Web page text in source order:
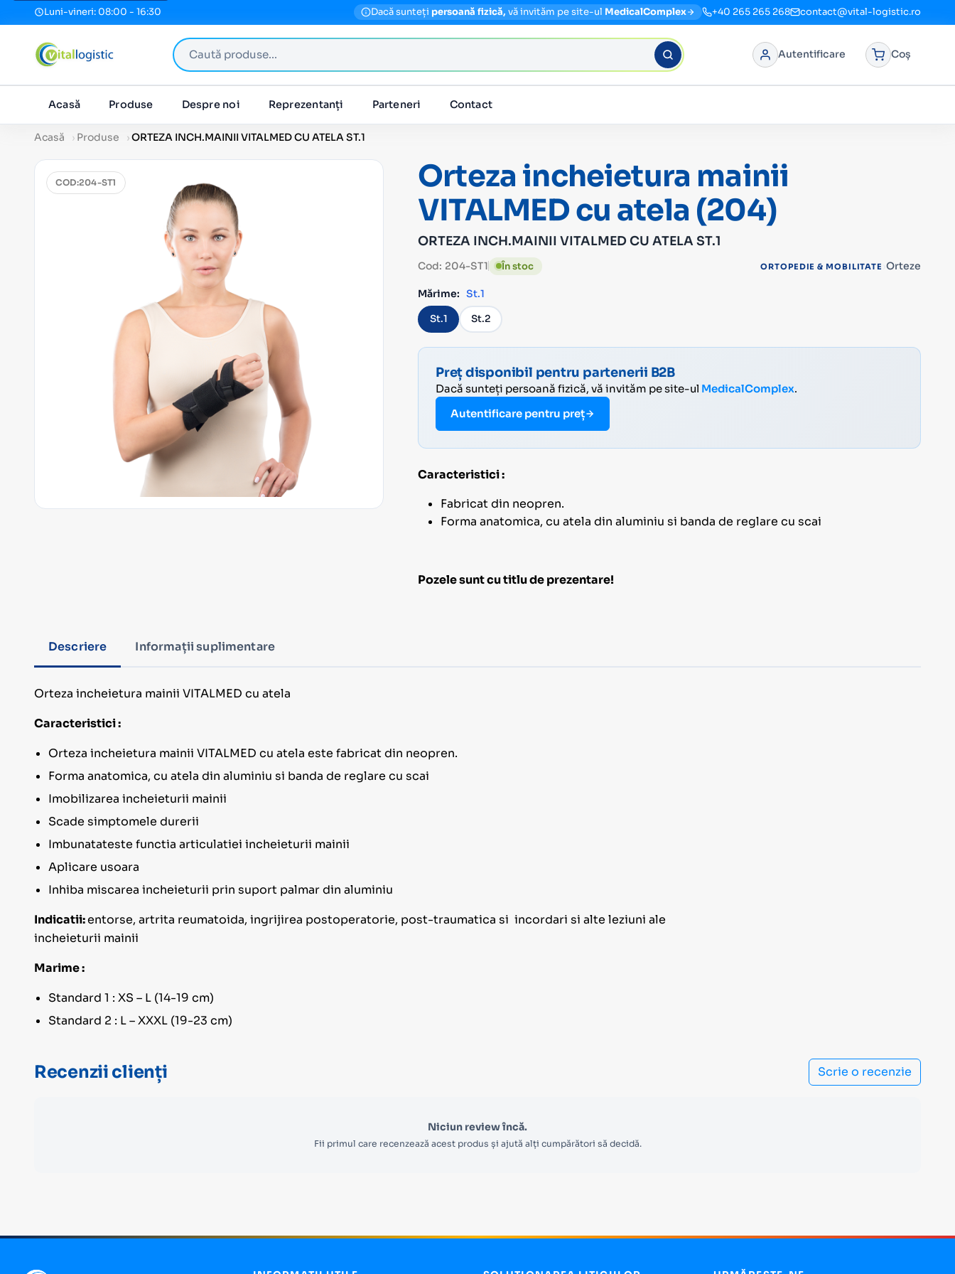
Luni-vineri: 08:00 - 16:30 Dacă sunteți persoană fizică, vă invităm pe site-ul MedicalComplex +40 265 265 268 contact@vital-logistic.ro
Caută produse
Autentificare Coș
Acasă Produse Despre noi Reprezentanți Parteneri Contact
Acasă Produse ORTEZA INCH.MAINII VITALMED CU ATELA ST.1
COD:204-ST1
Orteza incheietura mainii
VITALMED cu atela (204)
ORTEZA INCH.MAINII VITALMED CU ATELA ST.1
Cod: 204-ST1 În stoc ORTOPEDIE & MOBILITATE Orteze
Mărime: St.1
St.1 St.2
Preț disponibil pentru partenerii B2B
Dacă sunteți persoană fizică, vă invităm pe site-ul MedicalComplex.
Autentificare pentru preț
Caracteristici :
Fabricat din neopren.
Forma anatomica, cu atela din aluminiu si banda de reglare cu scai
Pozele sunt cu titlu de prezentare!
Descriere Informații suplimentare
Orteza incheietura mainii VITALMED cu atela
Caracteristici :
Orteza incheietura mainii VITALMED cu atela este fabricat din neopren.
Forma anatomica, cu atela din aluminiu si banda de reglare cu scai
Imobilizarea incheieturii mainii
Scade simptomele durerii
Imbunatateste functia articulatiei incheieturii mainii
Aplicare usoara
Inhiba miscarea incheieturii prin suport palmar din aluminiu
Indicatii:entorse, artrita reumatoida, ingrijirea postoperatorie, post-traumatica si incordari si alte leziuni ale
incheieturii mainii
Marime :
Standard 1 : XS – L (14-19 cm)
Standard 2 : L – XXXL (19-23 cm)
Recenzii clienți Scrie o recenzie
Niciun review încă.
Fii primul care recenzează acest produs și ajută alți cumpărători să decidă.